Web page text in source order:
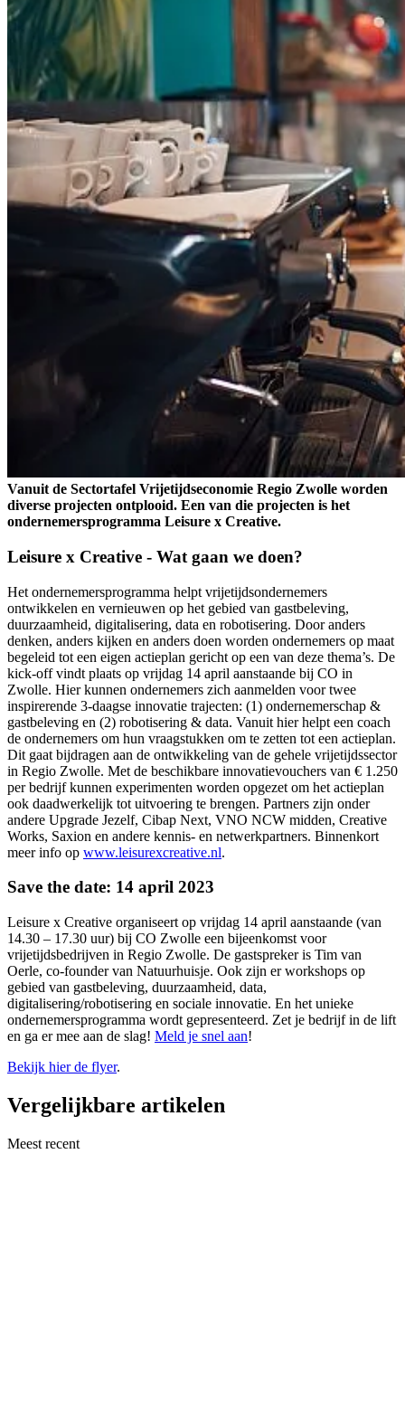
Vanuit de Sectortafel Vrijetijdseconomie Regio Zwolle worden
diverse projecten ontplooid. Een van die projecten is het
ondernemersprogramma Leisure x Creative.
Leisure x Creative - Wat gaan we doen?
Het ondernemersprogramma helpt vrijetijdsondernemers
ontwikkelen en vernieuwen op het gebied van gastbeleving,
duurzaamheid, digitalisering, data en robotisering. Door anders
denken, anders kijken en anders doen worden ondernemers op maat
begeleid tot een eigen actieplan gericht op een van deze thema’s. De
kick-off vindt plaats op vrijdag 14 april aanstaande bij CO in
Zwolle. Hier kunnen ondernemers zich aanmelden voor twee
inspirerende 3-daagse innovatie trajecten: (1) ondernemerschap &
gastbeleving en (2) robotisering & data. Vanuit hier helpt een coach
de ondernemers om hun vraagstukken om te zetten tot een actieplan.
Dit gaat bijdragen aan de ontwikkeling van de gehele vrijetijdssector
in Regio Zwolle. Met de beschikbare innovatievouchers van € 1.250
per bedrijf kunnen experimenten worden opgezet om het actieplan
ook daadwerkelijk tot uitvoering te brengen. Partners zijn onder
andere Upgrade Jezelf, Cibap Next, VNO NCW midden, Creative
Works, Saxion en andere kennis- en netwerkpartners. Binnenkort
meer info op www.leisurexcreative.nl.
Save the date: 14 april 2023
Leisure x Creative organiseert op vrijdag 14 april aanstaande (van
14.30 – 17.30 uur) bij CO Zwolle een bijeenkomst voor
vrijetijdsbedrijven in Regio Zwolle. De gastspreker is Tim van
Oerle, co-founder van Natuurhuisje. Ook zijn er workshops op
gebied van gastbeleving, duurzaamheid, data,
digitalisering/robotisering en sociale innovatie. En het unieke
ondernemersprogramma wordt gepresenteerd. Zet je bedrijf in de lift
en ga er mee aan de slag! Meld je snel aan!
Bekijk hier de flyer.
Vergelijkbare artikelen
Meest recent